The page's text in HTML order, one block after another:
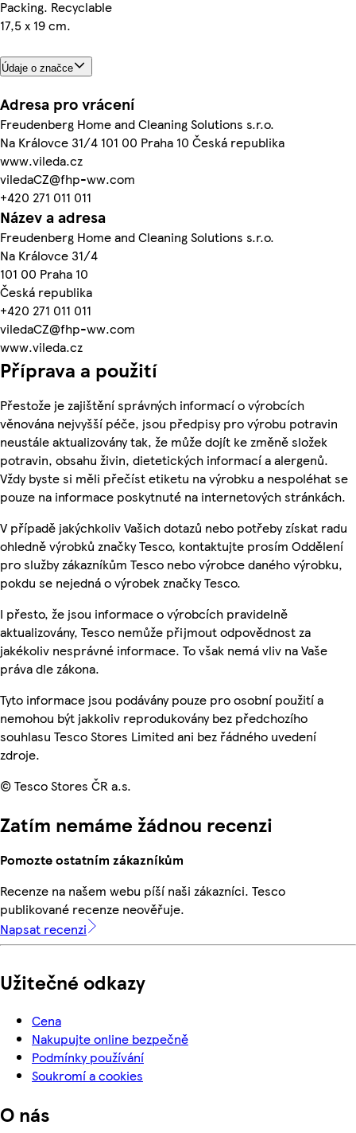
Packing. Recyclable
17,5 x 19 cm.
Údaje o značce
Adresa pro vrácení
Freudenberg Home and Cleaning Solutions s.r.o.
Na Královce 31/4 101 00 Praha 10 Česká republika
www.vileda.cz
viledaCZ@fhp-ww.com
+420 271 011 011
Název a adresa
Freudenberg Home and Cleaning Solutions s.r.o.
Na Královce 31/4
101 00 Praha 10
Česká republika
+420 271 011 011
viledaCZ@fhp-ww.com
www.vileda.cz
Příprava a použití
Přestože je zajištění správných informací o výrobcích
věnována nejvyšší péče, jsou předpisy pro výrobu potravin
neustále aktualizovány tak, že může dojít ke změně složek
potravin, obsahu živin, dietetických informací a alergenů.
Vždy byste si měli přečíst etiketu na výrobku a nespoléhat se
pouze na informace poskytnuté na internetových stránkách.
V případě jakýchkoliv Vašich dotazů nebo potřeby získat radu
ohledně výrobků značky Tesco, kontaktujte prosím Oddělení
pro služby zákazníkům Tesco nebo výrobce daného výrobku,
pokdu se nejedná o výrobek značky Tesco.
I přesto, že jsou informace o výrobcích pravidelně
aktualizovány, Tesco nemůže přijmout odpovědnost za
jakékoliv nesprávné informace. To však nemá vliv na Vaše
práva dle zákona.
Tyto informace jsou podávány pouze pro osobní použití a
nemohou být jakkoliv reprodukovány bez předchozího
souhlasu Tesco Stores Limited ani bez řádného uvedení
zdroje.
© Tesco Stores ČR a.s.
Zatím nemáme žádnou recenzi
Pomozte ostatním zákazníkům
Recenze na našem webu píší naši zákazníci. Tesco
publikované recenze neověřuje.
Napsat recenzi
Užitečné odkazy
Cena
Nakupujte online bezpečně
Podmínky používání
Soukromí a cookies
O nás